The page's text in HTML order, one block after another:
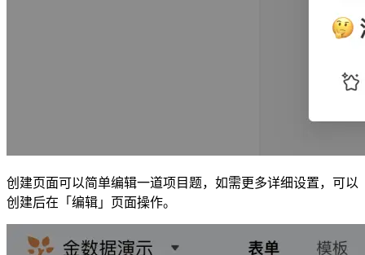
创建页面可以简单编辑一道项目题，如需更多详细设置，可以
创建后在「编辑」页面操作。